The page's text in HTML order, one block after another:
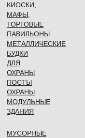
КИОСКИ,
МАФЫ,
ТОРГОВЫЕ
ПАВИЛЬОНЫ
МЕТАЛЛИЧЕСКИЕ
БУДКИ
ДЛЯ
ОХРАНЫ
ПОСТЫ
ОХРАНЫ
МОДУЛЬНЫЕ
ЗДАНИЯ
МУСОРНЫЕ